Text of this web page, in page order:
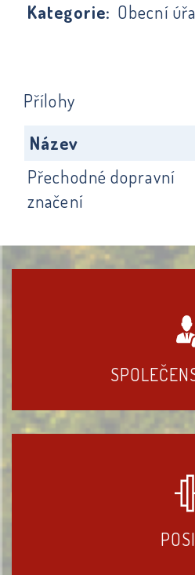
Kategorie: Obecní
Přílohy
Název
Přechodné dopravní
značení